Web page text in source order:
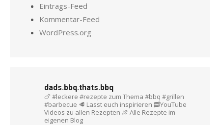
Eintrags-Feed
Kommentar-Feed
WordPress.org
dads.bbq.thats.bbq
🍗 #leckere #rezepte zum Thema #bbq #grillen
#barbecue 🥩 Lasst euch inspirieren 🥓YouTube
Videos zu allen Rezepten 🍖 Alle Rezepte im
eigenen Blog